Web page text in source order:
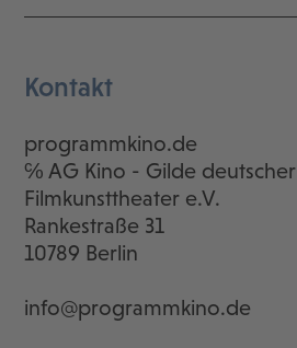
Kontakt
programmkino.de
℅ AG Kino - Gilde deutscher
Filmkunsttheater e.V.
Rankestraße 31
10789 Berlin
info@programmkino.de